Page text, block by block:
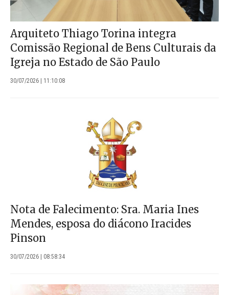
Arquiteto Thiago Torina integra
Comissão Regional de Bens Culturais da
Igreja no Estado de São Paulo
30/07/2026 | 11:10:08
Nota de Falecimento: Sra. Maria Ines
Mendes, esposa do diácono Iracides
Pinson
30/07/2026 | 08:58:34